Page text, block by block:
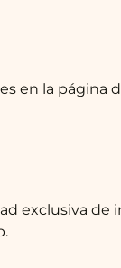
en la página
exclusiva de